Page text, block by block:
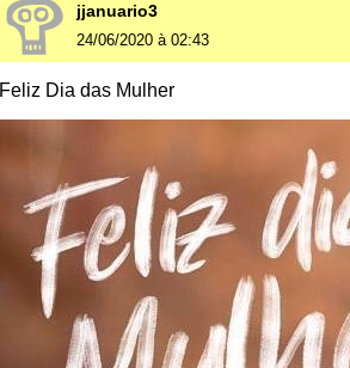
jjanuario3
24/06/2020 à 02:43
Feliz Dia das Mulher